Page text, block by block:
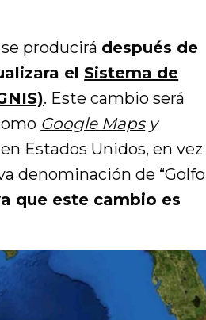
producirá después de
elSistema de
. Este cambio será
Google Mapsy
Estados Unidos, en vez
denominación de “Golfo
que este cambio es